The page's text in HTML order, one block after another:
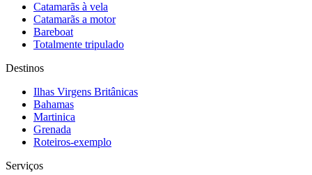
Catamarãs à vela
Catamarãs a motor
Bareboat
Totalmente tripulado
Destinos
Ilhas Virgens Britânicas
Bahamas
Martinica
Grenada
Roteiros-exemplo
Serviços